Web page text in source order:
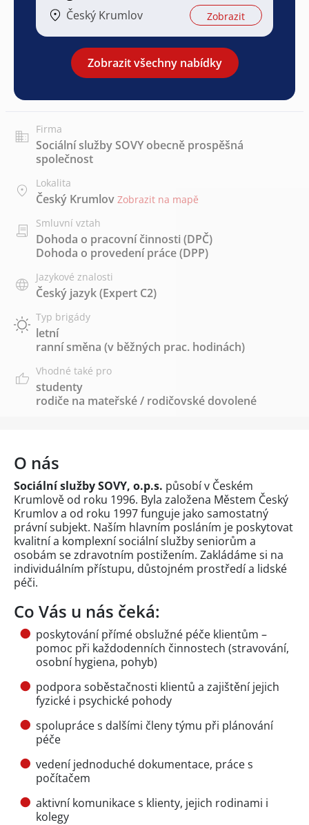
Český Krumlov Zobrazit
Zobrazit všechny nabídky
Firma
Sociální služby SOVY obecně prospěšná
společnost
Lokalita
Český Krumlov Zobrazit na mapě
Smluvní vztah
Dohoda o pracovní činnosti (DPČ)
Dohoda o provedení práce (DPP)
Jazykové znalosti
Český jazyk(Expert C2)
Typ brigády
letní
ranní směna (v běžných prac. hodinách)
Vhodné také pro
studenty
rodiče na mateřské / rodičovské dovolené
O nás
Sociální služby SOVY, o.p.s. působí v Českém
Krumlově od roku 1996. Byla založena Městem Český
Krumlov a od roku 1997 funguje jako samostatný
právní subjekt. Naším hlavním posláním je poskytovat
kvalitní a komplexní sociální služby seniorům a
osobám se zdravotním postižením. Zakládáme si na
individuálním přístupu, důstojném prostředí a lidské
péči.
Co Vás u nás čeká:
poskytování přímé obslužné péče klientům –
pomoc při každodenních činnostech (stravování,
osobní hygiena, pohyb)
podpora soběstačnosti klientů a zajištění jejich
fyzické i psychické pohody
spolupráce s dalšími členy týmu při plánování
péče
vedení jednoduché dokumentace, práce s
počítačem
aktivní komunikace s klienty, jejich rodinami i
kolegy